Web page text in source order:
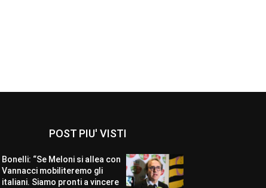
POST PIU' VISTI
Bonelli: “Se Meloni si allea con
Vannacci mobiliteremo gli
italiani. Siamo pronti a vincere